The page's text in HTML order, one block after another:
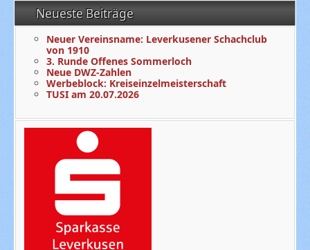
Neueste Beiträge
Neuer Vereinsname: Leverkusener Schachclub
von 1910
3. Runde Offenes Sommerloch
Neue DWZ-Zahlen
Werbeblock: Kreiseinzelmeisterschaft
TUSI am 20.07.2026